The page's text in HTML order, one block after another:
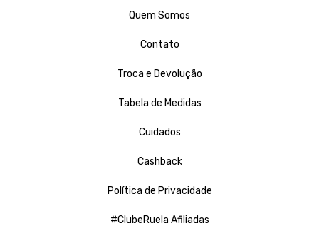
Quem Somos
Contato
Troca e Devolução
Tabela de Medidas
Cuidados
Cashback
Política de Privacidade
#ClubeRuela Afiliadas